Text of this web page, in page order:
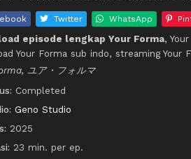
Twitter WhatsApp
episode lengkap Your Forma,
Your Forma sub indo, streaming Your
ユア・フォルマ
Completed
Geno Studio
2025
23 min. per ep.